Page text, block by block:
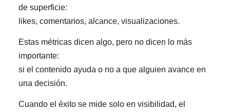
de superficie:
likes, comentarios, alcance, visualizaciones.
Estas métricas dicen algo, pero no dicen lo más
importante:
si el contenido ayuda o no a que alguien avance en
una decisión.
Cuando el éxito se mide solo en visibilidad, el